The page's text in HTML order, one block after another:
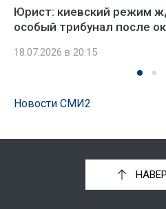
Юрист: киевский режим
особый трибунал после
18.07.2026 в 20:15
Новости СМИ2